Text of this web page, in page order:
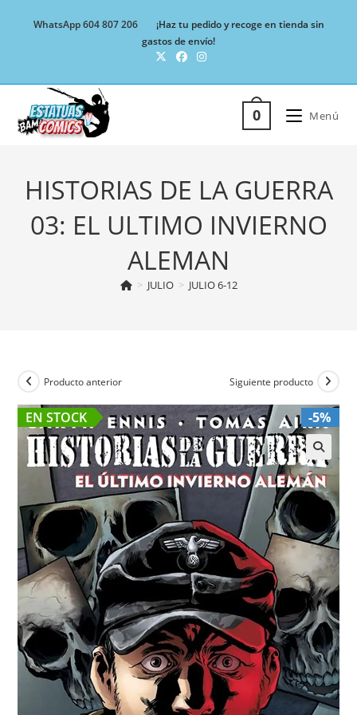
WhatsApp 604 807 206
¡Haz tu pedido y recoge en tienda sin
gastos de envío!
0 Menú
HISTORIAS DE LA GUERRA
03: EL ULTIMO INVIERNO
ALEMAN
> JULIO > JULIO 6-12
Producto anterior Siguiente producto
🔍
EN STOCK -5%